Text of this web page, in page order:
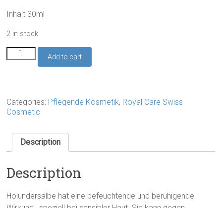
Inhalt 30ml
2 in stock
Holunder
Salbe
Add to cart
Categories: Pflegende Kosmetik, Royal Care Swiss
Cosmetic
Description
Description
Holundersalbe hat eine befeuchtende und beruhigende